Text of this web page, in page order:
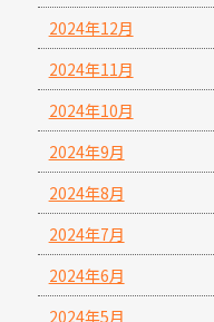
2024年12月
2024年11月
2024年10月
2024年9月
2024年8月
2024年7月
2024年6月
2024年5月